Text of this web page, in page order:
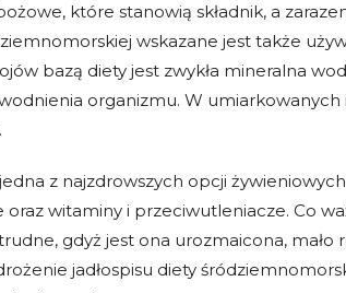
które stanowią składnik, a
wskazane jest także
bazą diety jest zwykła mineralna
organizmu. W umiarkowanych
z najzdrowszych opcji
oraz witaminy i przeciwutleniacze. Co
gdyż jest ona urozmaicona, mało
jadłospisu diety